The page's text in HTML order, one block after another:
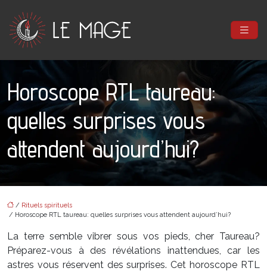
Horoscope RTL taureau:
quelles surprises vous
attendent aujourd’hui?
/ Rituels spirituels
/ Horoscope RTL taureau: quelles surprises vous attendent aujourd’hui?
La terre semble vibrer sous vos pieds, cher Taureau?
Préparez-vous à des révélations inattendues, car les
astres vous réservent des surprises. Cet horoscope RTL